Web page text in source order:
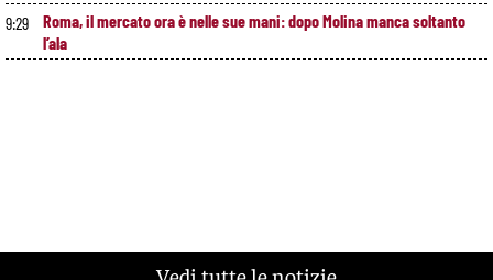
9:29
Roma, il mercato ora è nelle sue mani: dopo Molina manca soltanto
l’ala